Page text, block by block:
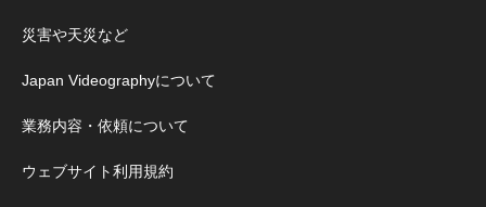
災害や天災など
Japan Videographyについて
業務内容・依頼について
ウェブサイト利用規約